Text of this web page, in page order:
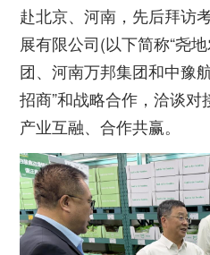
赴北京、河南，先后拜访
展有限公司(以下简称“尧
团、河南万邦集团和中豫
招商”和战略合作，洽谈对
产业互融、合作共赢。